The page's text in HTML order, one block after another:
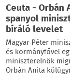
Ceuta - Orbán
spanyol
bíráló levelet
Magyar Péter
és kormányfővel
miniszterelnök
Orbán Anita